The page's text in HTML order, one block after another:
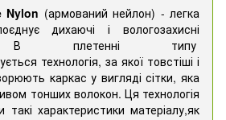
Nylon (армований нейлон) - легка
дихаючі і вологозахисні
В плетенні типу
технологія, за якої товстіші і
каркас у вигляді сітки, яка
тонших волокон. Ця технологія
такі характеристики матеріалу,як